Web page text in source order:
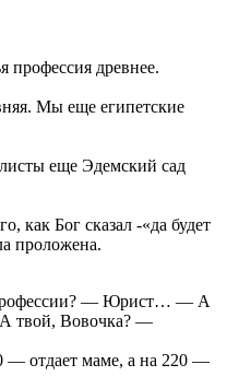
профессия древнее.
Мы еще египетские
еще Эдемский сад
как Бог сказал -«да будет
проложена.
— Юрист… — А
твой, Вовочка? —
— отдает маме, а на 220 —